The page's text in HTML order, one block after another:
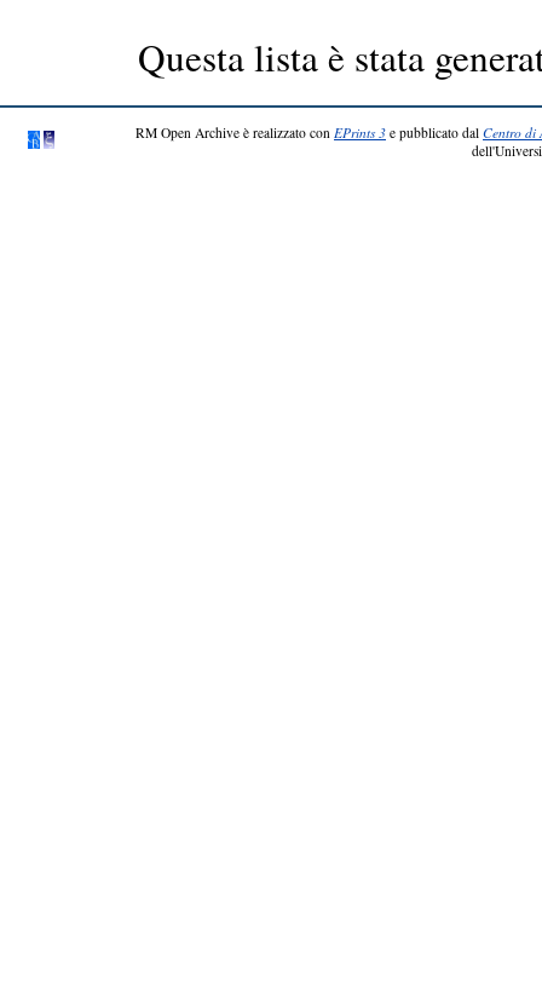
Questa lista è stata
RM Open Archive è realizzato con EPrints 3 e pubblicato dal Centro di